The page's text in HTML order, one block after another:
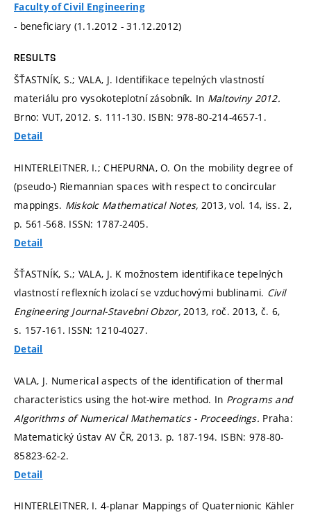
Faculty of Civil Engineering
- beneficiary (1.1.2012 - 31.12.2012)
RESULTS
ŠŤASTNÍK, S.; VALA, J. Identifikace tepelných vlastností
materiálu pro vysokoteplotní zásobník. In Maltoviny 2012.
Brno: VUT, 2012. s. 111-130. ISBN: 978-80-214-4657-1.
Detail
HINTERLEITNER, I.; CHEPURNA, O. On the mobility degree of
(pseudo-) Riemannian spaces with respect to concircular
mappings. Miskolc Mathematical Notes, 2013, vol. 14, iss. 2,
p. 561-568. ISSN: 1787-2405.
Detail
ŠŤASTNÍK, S.; VALA, J. K možnostem identifikace tepelných
vlastností reflexních izolací se vzduchovými bublinami. Civil
Engineering Journal-Stavebni Obzor,2013, roč. 2013, č. 6,
s. 157-161. ISSN: 1210-4027.
Detail
VALA, J. Numerical aspects of the identification of thermal
characteristics using the hot-wire method. In Programs and
Algorithms of Numerical Mathematics - Proceedings. Praha:
Matematický ústav AV ČR, 2013. p. 187-194. ISBN: 978-80-
85823-62-2.
Detail
HINTERLEITNER, I. 4-planar Mappings of Quaternionic Kähler